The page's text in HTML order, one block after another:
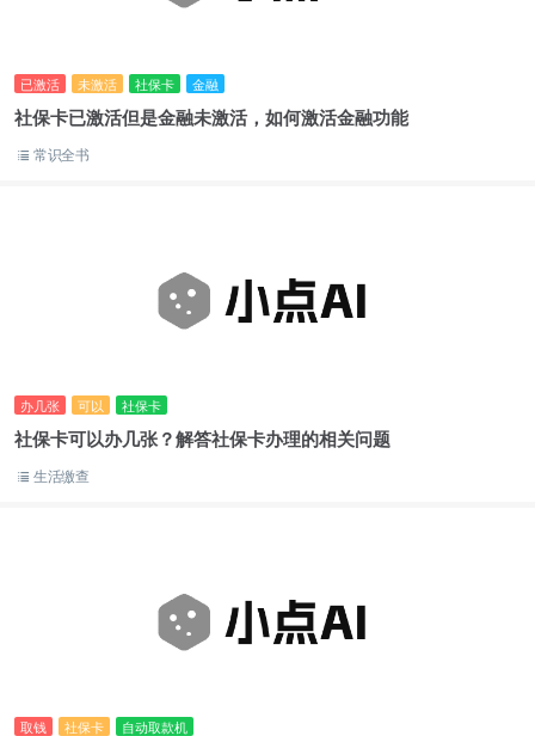
已激活 未激活 社保卡 金融
社保卡已激活但是金融未激活，如何激活金融功能
常识全书
办几张 可以 社保卡
社保卡可以办几张？解答社保卡办理的相关问题
生活缴查
取钱 社保卡 自动取款机